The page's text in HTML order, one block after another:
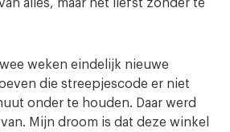
alles, maar het liefst zonder te
weken eindelijk nieuwe
die streepjescode er niet
onder te houden. Daar werd
Mijn droom is dat deze winkel